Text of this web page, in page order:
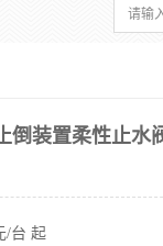
倒装置柔性止水
/台 起